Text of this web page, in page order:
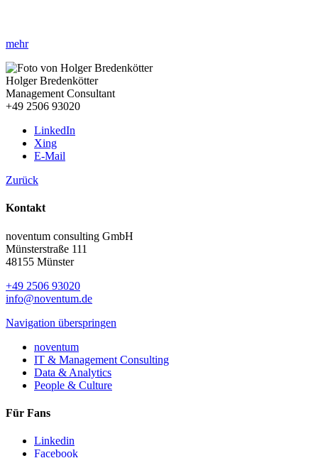
mehr
Holger Bredenkötter
Management Consultant
+49 2506 93020
LinkedIn
Xing
E-Mail
Zurück
Kontakt
noventum consulting GmbH
Münsterstraße 111
48155 Münster
+49 2506 93020
info@noventum.de
Navigation überspringen
noventum
IT & Management Consulting
Data & Analytics
People & Culture
Für Fans
Linkedin
Facebook